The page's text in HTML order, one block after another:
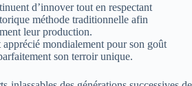
d’innover tout en respectant
méthode traditionnelle afin
leur production.
mondialement pour son goût
son terroir unique.